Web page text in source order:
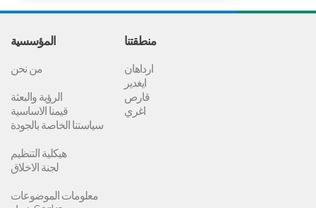
المؤسسية
من نحن
الرؤية والبعثة
قيمنا الاساسية
سياستنا الخاصة بالجودة
هيكلية التنظيم
لجنة الاخلاق
معلومات الموضوعات
منطقتنا
ارداهان
ايغدير
قارص
اغري